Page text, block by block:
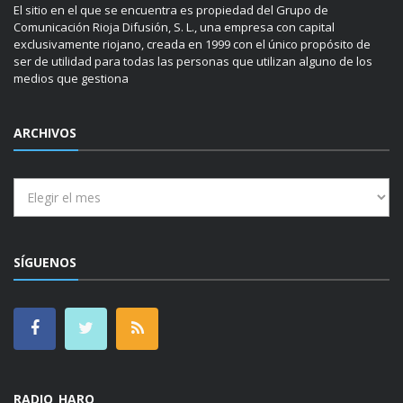
El sitio en el que se encuentra es propiedad del Grupo de
Comunicación Rioja Difusión, S. L., una empresa con capital
exclusivamente riojano, creada en 1999 con el único propósito de
ser de utilidad para todas las personas que utilizan alguno de los
medios que gestiona
ARCHIVOS
SÍGUENOS
RADIO HARO